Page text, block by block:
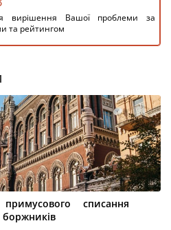
вирішення Вашої проблеми за
та рейтингом
списання
боржників